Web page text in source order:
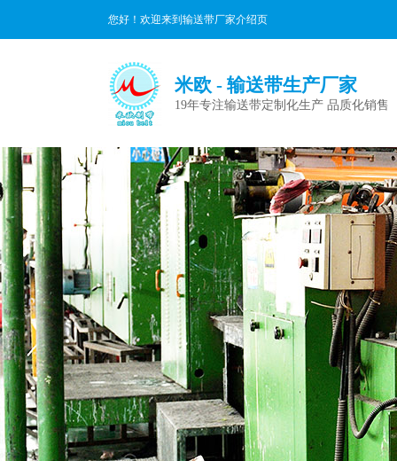
您好！欢迎来到输送带厂家介绍页
米欧 - 输送带生产厂家
19年专注输送带定制化生产 品质化销售